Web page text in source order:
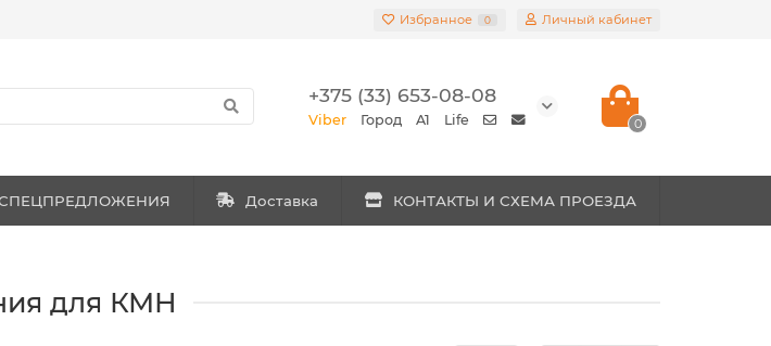
Избранное 0 Личный кабинет
+375 (33) 653-08-08
Viber Город A1 Life 0
Доставка КОНТАКТЫ И СХЕМА ПРОЕЗДА
для КМН